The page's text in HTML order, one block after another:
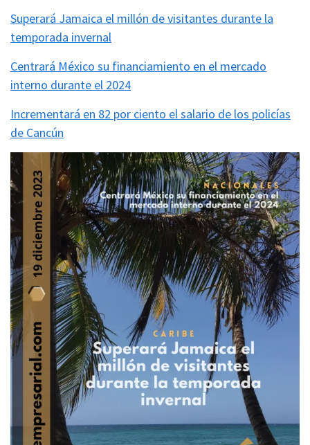
Superará Jamaica el millón de visitantes durante la
temporada invernal
Centrará México su financiamiento en el mercado
interno durante el 2024
Incrementará en 82 por ciento el salario de los policías
de Cancún